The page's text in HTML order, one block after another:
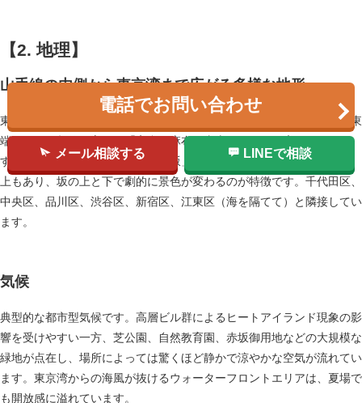
【2. 地理】
山手線の内側から東京湾まで広がる多様な地形
東側は東京湾に面した埋立地（芝浦・台場）で、西側は武蔵野台地の東
端にあたる起伏に富んだ「高台（麻布・青山など）」が広がっていま
す。区内には「乃木坂」「けやき坂」など名前の付いた坂道が約80以
上もあり、坂の上と下で劇的に景色が変わるのが特徴です。千代田区、
中央区、品川区、渋谷区、新宿区、江東区（海を隔てて）と隣接してい
ます。
気候
典型的な都市型気候です。高層ビル群によるヒートアイランド現象の影
響を受けやすい一方、芝公園、自然教育園、赤坂御用地などの大規模な
緑地が点在し、場所によっては驚くほど静かで涼やかな空気が流れてい
ます。東京湾からの海風が抜けるウォーターフロントエリアは、夏場で
も開放感に溢れています。
電話でお問い合わせ
メール相談する LINEで相談